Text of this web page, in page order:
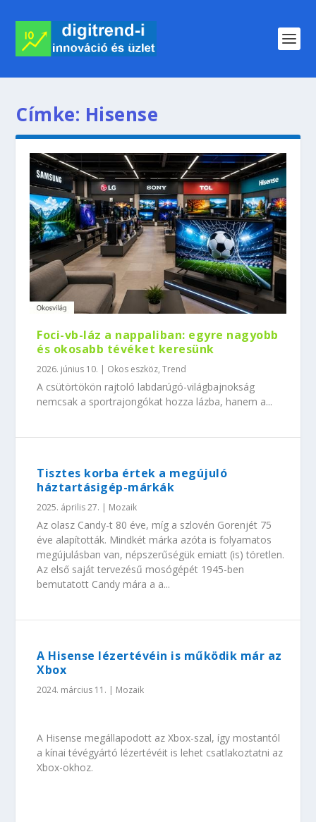
Címke: Hisense
Foci-vb-láz a nappaliban: egyre nagyobb
és okosabb tévéket keresünk
2026. június 10. | Okos eszköz,Trend
A csütörtökön rajtoló labdarúgó-világbajnokság
nemcsak a sportrajongókat hozza lázba, hanem a...
Tisztes korba értek a megújuló
háztartásigép-márkák
2025. április 27. | Mozaik
Az olasz Candy-t 80 éve, míg a szlovén Gorenjét 75
éve alapították. Mindkét márka azóta is folyamatos
megújulásban van, népszerűségük emiatt (is) töretlen.
Az első saját tervezésű mosógépét 1945-ben
bemutatott Candy mára a a...
A Hisense lézertévéin is működik már az
Xbox
2024. március 11. | Mozaik
A Hisense megállapodott az Xbox-szal, így mostantól
a kínai tévégyártó lézertévéit is lehet csatlakoztatni az
Xbox-okhoz.